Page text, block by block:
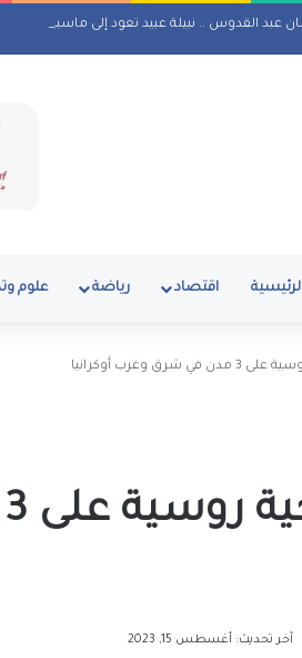
عبد القدوس .. نبيلة عبيد تعود إلى ماسبيرو
اقتصاد رياضة علوم
وغرب أوكرانيا
آخر تحديث: أغسطس 15, 2023